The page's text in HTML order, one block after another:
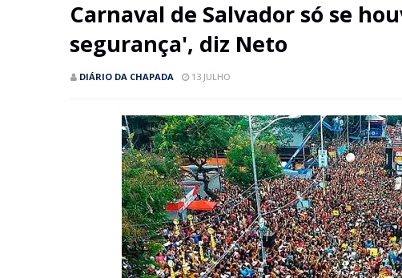
Carnaval de Salvador só se
segurança', diz Neto
DIÁRIO DA CHAPADA 13 JULHO